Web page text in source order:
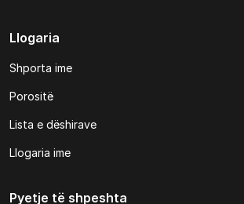
Llogaria
Shporta ime
Porositë
Lista e dëshirave
Llogaria ime
Pyetje të shpeshta